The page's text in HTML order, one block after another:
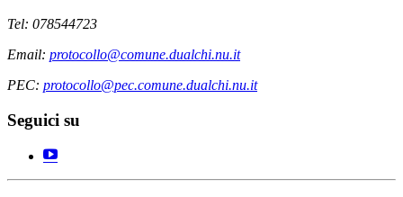
Tel: 078544723
Email: protocollo@comune.dualchi.nu.it
PEC: protocollo@pec.comune.dualchi.nu.it
Seguici su